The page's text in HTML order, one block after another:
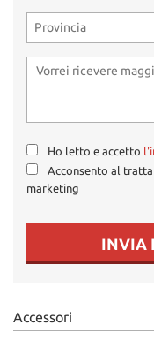
Ho letto e accetto
Acconsento al
marketing
INVIA
Accessori
Cookie per il
Cookie
Leggi
la
cookie